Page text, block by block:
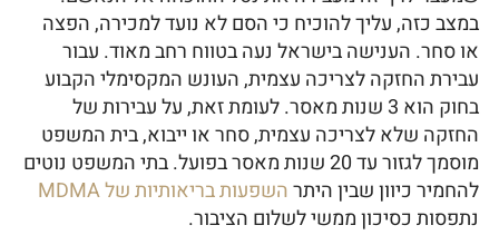
במצב כזה, עליך להוכיח כי הסם לא נועד למכירה, הפצה
או סחר. הענישה בישראל נעה בטווח רחב מאוד. עבור
עבירת החזקה לצריכה עצמית, העונש המקסימלי הקבוע
בחוק הוא 3 שנות מאסר. לעומת זאת, על עבירות של
החזקה שלא לצריכה עצמית, סחר או ייבוא, בית המשפט
מוסמך לגזור עד 20 שנות מאסר בפועל. בתי המשפט נוטים
להחמיר כיוון שבין היתרהשפעות בריאותיות של MDMA
נתפסות כסיכון ממשי לשלום הציבור.